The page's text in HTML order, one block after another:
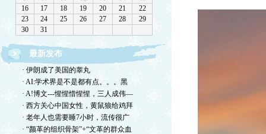
最新发布
· 伊朗成了美国的睾丸
· AI:学术界是不是都有点。。。黑
· A!博文---惺惺惜惺惺，三人成伟—
· 西方关心中国女性，黄鼠狼给鸡拜
· 老年人也需要睡7小时，流传很广
· “颜革的组织骨架”+“文革的群众血